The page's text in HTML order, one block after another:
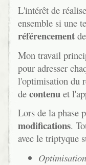
L'intérêt de
ensemble si une
référencement
Mon travail
pour adresser
l'optimisation du
de contenu et
Lors de la phase
modifications.
avec le triptyque